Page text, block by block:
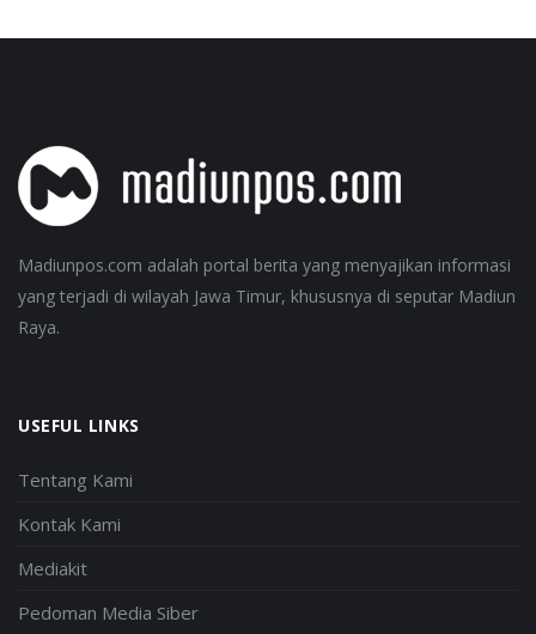
Madiunpos.com adalah portal berita yang menyajikan informasi
yang terjadi di wilayah Jawa Timur, khususnya di seputar Madiun
Raya.
USEFUL LINKS
Tentang Kami
Kontak Kami
Mediakit
Pedoman Media Siber